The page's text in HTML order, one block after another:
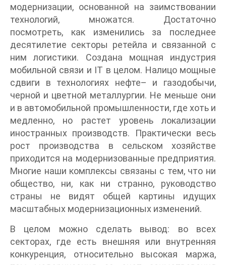
модернизации, основанной на заимствовании
технологий, множатся. Достаточно
посмотреть, как изменились за последнее
десятилетие секторы ретейла и связанной с
ним логистики. Создана мощная индустрия
мобильной связи и IT в целом. Налицо мощные
сдвиги в технологиях нефте– и газодобычи,
черной и цветной металлургии. Не меньше они
и в автомобильной промышленности, где хоть и
медленно, но растет уровень локализации
иностранных производств. Практически весь
рост производства в сельском хозяйстве
приходится на модернизованные предприятия.
Многие наши комплексы связаны с тем, что ни
общество, ни, как ни странно, руководство
страны не видят общей картины идущих
масштабных модернизационных изменений.
В целом можно сделать вывод: во всех
секторах, где есть внешняя или внутренняя
конкуренция, относительно высокая маржа,